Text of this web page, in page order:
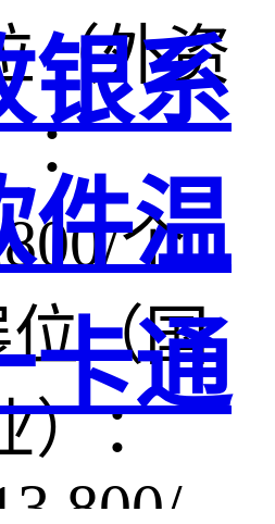
（外资
：
个
（国
）：
银系
件温
卡通